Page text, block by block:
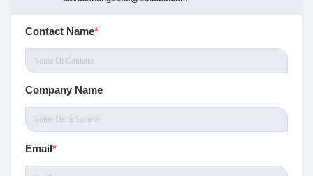
Contact Name*
Company Name
Email*